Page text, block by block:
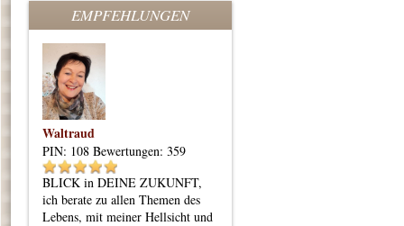
EMPFEHLUNGEN
Waltraud
PIN: 108 Bewertungen: 359
BLICK in DEINE ZUKUNFT,
ich berate zu allen Themen des
Lebens, mit meiner Hellsicht und